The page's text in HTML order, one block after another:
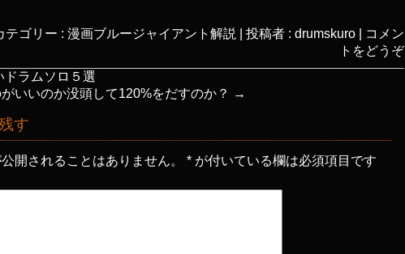
テゴリー : 漫画ブルージャイアント解説 投稿者 : drumskuro
コメン
トをどうぞ
ドラムソロ５選
いいのか没頭して120%をだすのか？
→
す
開されることはありません。 * が付いている欄は必須項目です